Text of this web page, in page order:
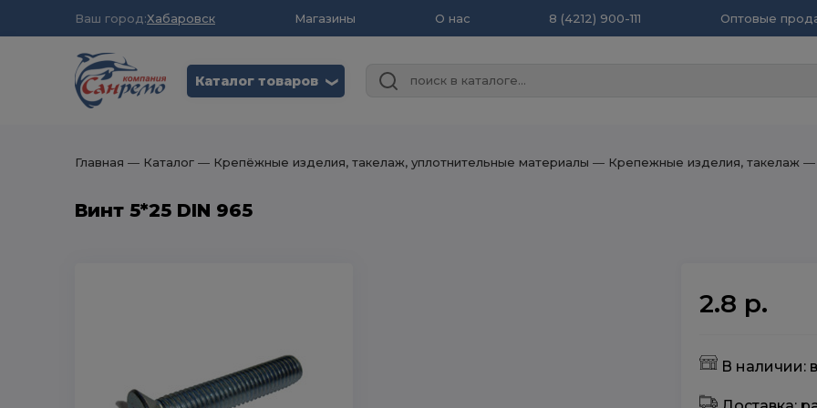
Ваш город:Хабаровск Магазины О нас 8 (4212) 900-111 Оптовые
Каталог товаров ❮
Главная ― Каталог ― Крепёжные изделия, такелаж, уплотнительные материалы ― Крепежные изделия, такелаж ―
Винт 5*25 DIN 965
2.8 р.
В наличии: